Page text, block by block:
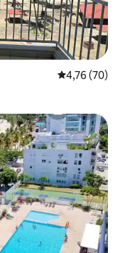
Classificação
4,76 (70)